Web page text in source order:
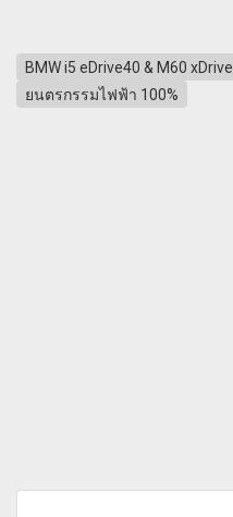
BMW i5 eDrive40 & M60 xDrive
ยนตรกรรมไฟฟ้า 100%